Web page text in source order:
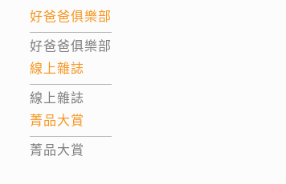
好爸爸俱樂部
好爸爸俱樂部
線上雜誌
線上雜誌
菁品大賞
菁品大賞